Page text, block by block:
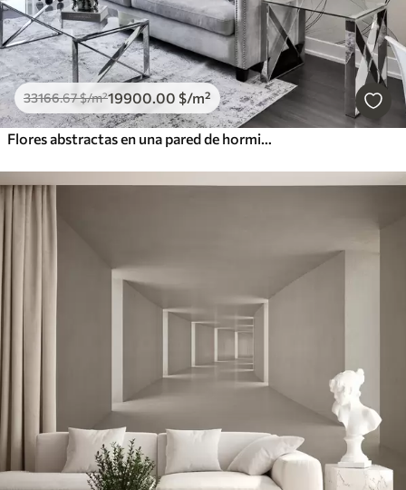
33166.67$/m²19900.00 $/m²
Flores abstractas en una pared de hormigón